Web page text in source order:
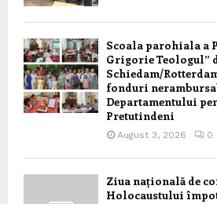
Scoala parohiala a
Grigorie Teologul”
Schiedam/
fonduri
Departamentului
Pretutindeni
August 3, 2026 0
Ziua națională de
Holocaustului